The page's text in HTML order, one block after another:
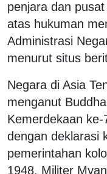
penjara dan
atas hukuman
Administrasi
menurut situs
Negara di Asia
menganut
Kemerdekaan
dengan deklarasi
pemerintahan
1948. Militer